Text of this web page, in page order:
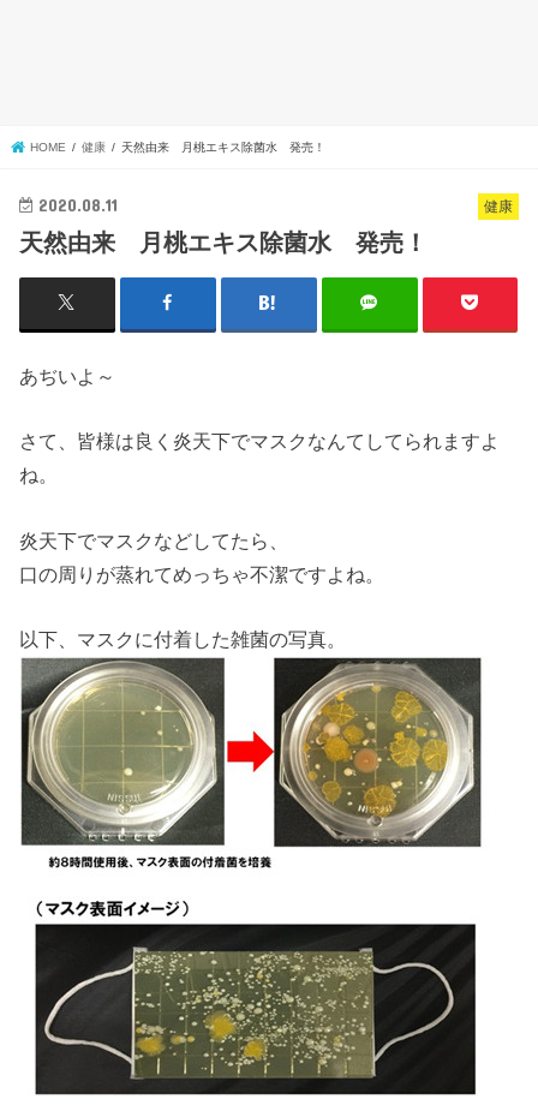
HOME 健康 天然由来 月桃エキス除菌水 発売！
健康
2020.08.11
天然由来 月桃エキス除菌水 発売！
あぢいよ～
さて、皆様は良く炎天下でマスクなんてしてられますよ
ね。
炎天下でマスクなどしてたら、
口の周りが蒸れてめっちゃ不潔ですよね。
以下、マスクに付着した雑菌の写真。